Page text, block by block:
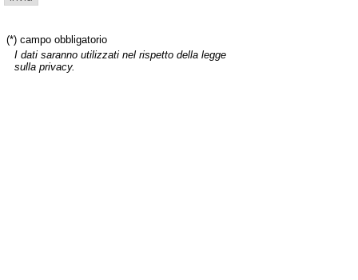
(*) campo obbligatorio
I dati saranno utilizzati nel rispetto della legge
sulla privacy.